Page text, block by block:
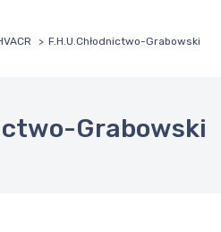
F.H.U.Chłodnictwo-Grabowski
Grabowski